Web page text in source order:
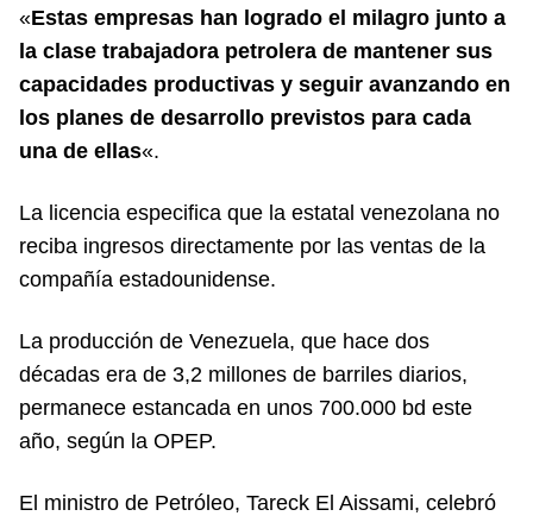
«Estas empresas han logrado el milagro junto a
la clase trabajadora petrolera de mantener sus
capacidades productivas y seguir avanzando en
los planes de desarrollo previstos para cada
una de ellas«.
La licencia especifica que la estatal venezolana no
reciba ingresos directamente por las ventas de la
compañía estadounidense.
La producción de Venezuela, que hace dos
décadas era de 3,2 millones de barriles diarios,
permanece estancada en unos 700.000 bd este
año, según la OPEP.
El ministro de Petróleo, Tareck El Aissami, celebró